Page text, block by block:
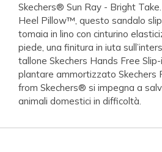
Skechers® Sun Ray - Bright
Heel Pillow™, questo sandalo
tomaia in lino con cinturino
piede, una finitura in iuta
tallone Skechers Hands Free
plantare ammortizzato Skechers
from Skechers® si impegna a
animali domestici in difficoltà.